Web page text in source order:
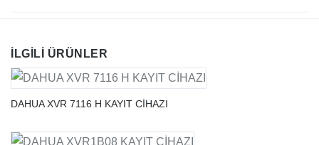
İLGILI ÜRÜNLER
DAHUA XVR 7116 H KAYIT CİHAZI